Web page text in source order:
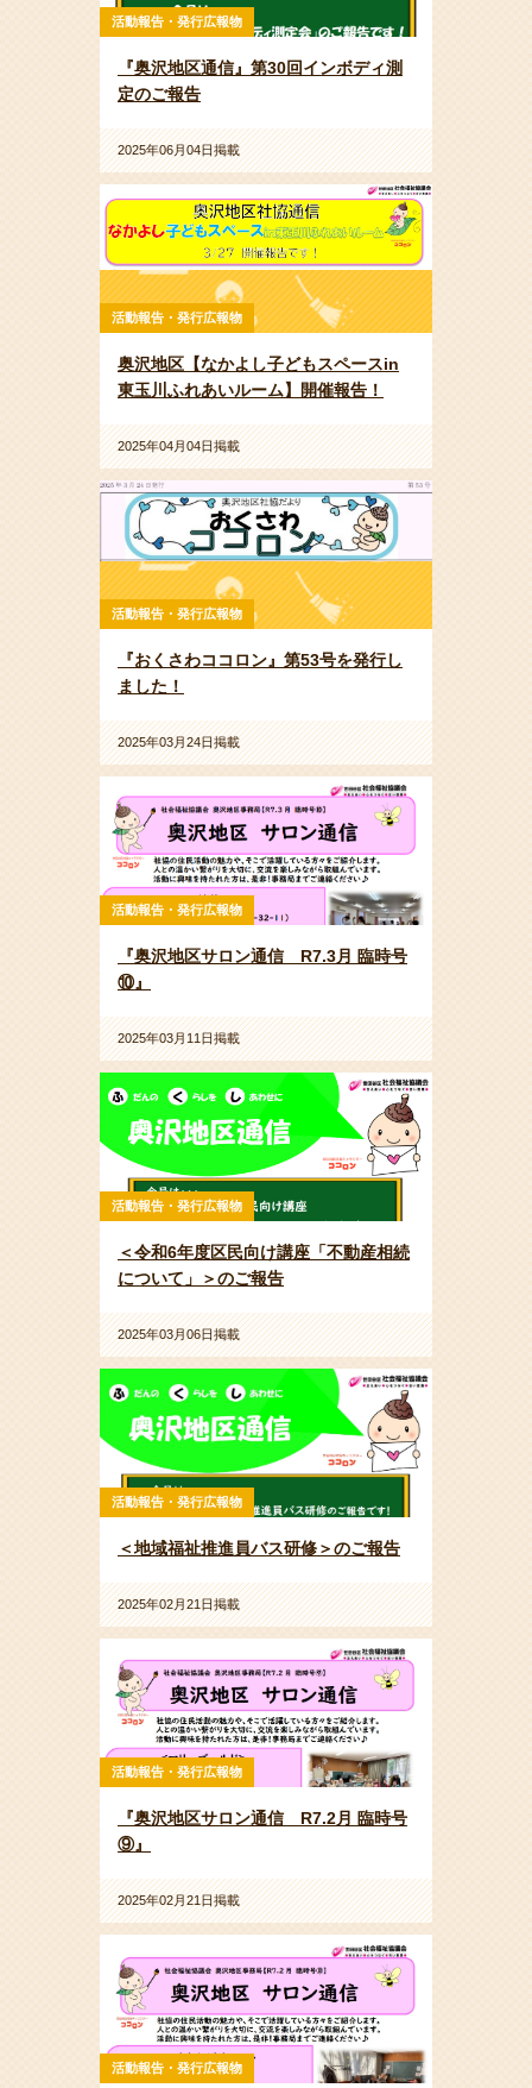
活動報告・発行広報物
『奥沢地区通信』第30回インボディ測
定のご報告
2025年06月04日掲載
活動報告・発行広報物
奥沢地区【なかよし子どもスペースin
東玉川ふれあいルーム】開催報告！
2025年04月04日掲載
活動報告・発行広報物
『おくさわココロン』第53号を発行し
ました！
2025年03月24日掲載
活動報告・発行広報物
『奥沢地区サロン通信 R7.3月 臨時号
⑩』
2025年03月11日掲載
活動報告・発行広報物
＜令和6年度区民向け講座「不動産相続
について」＞のご報告
2025年03月06日掲載
活動報告・発行広報物
＜地域福祉推進員バス研修＞のご報告
2025年02月21日掲載
活動報告・発行広報物
『奥沢地区サロン通信 R7.2月 臨時号
⑨』
2025年02月21日掲載
活動報告・発行広報物